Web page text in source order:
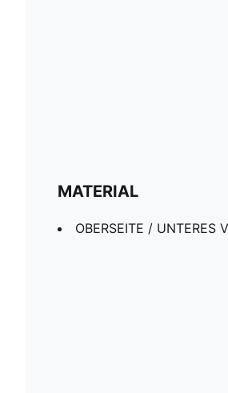
MATERIAL
OBERSEITE / UNTERES